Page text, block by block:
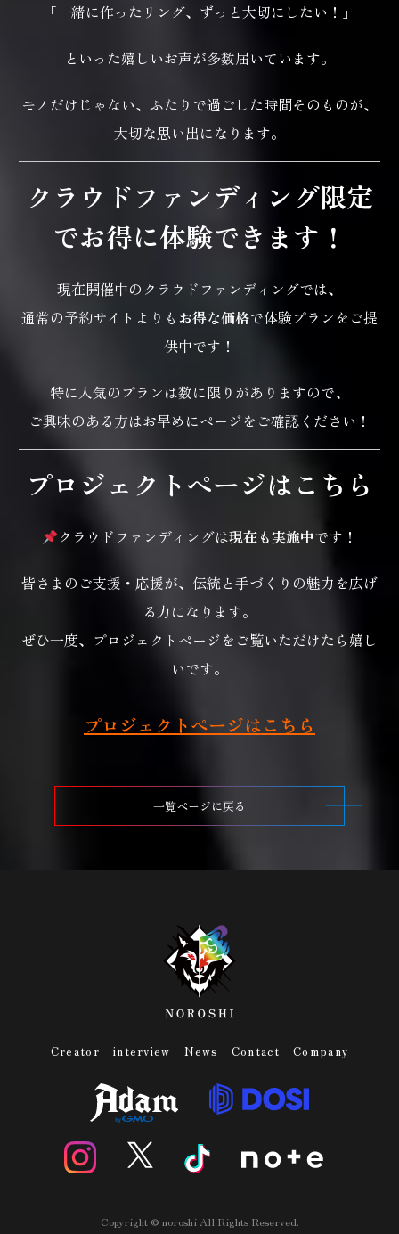
「一緒に作ったリング、ずっと大切にしたい！」
といった嬉しいお声が多数届いています。
モノだけじゃない、ふたりで過ごした時間そのものが、
大切な思い出になります。
クラウドファンディング限定
でお得に体験できます！
現在開催中のクラウドファンディングでは、
通常の予約サイトよりも お得な価格で体験プランをご提
供中です！
特に人気のプランは数に限りがありますので、
ご興味のある方はお早めにページをご確認ください！
プロジェクトページはこちら
クラウドファンディングは現在も実施中です！
皆さまのご支援・応援が、伝統と手づくりの魅力を広げ
る力になります。
ぜひ一度、プロジェクトページをご覧いただけたら嬉し
いです。
プロジェクトページはこちら
一覧ページに戻る
Creator interview News Contact Company
Copyright © noroshi All Rights Reserved.